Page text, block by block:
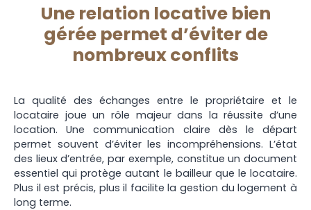
Une relation locative bien
gérée permet d’éviter de
nombreux conflits
La qualité des échanges entre le propriétaire et le
locataire joue un rôle majeur dans la réussite d’une
location. Une communication claire dès le départ
permet souvent d’éviter les incompréhensions. L’état
des lieux d’entrée, par exemple, constitue un document
essentiel qui protège autant le bailleur que le locataire.
Plus il est précis, plus il facilite la gestion du logement à
long terme.